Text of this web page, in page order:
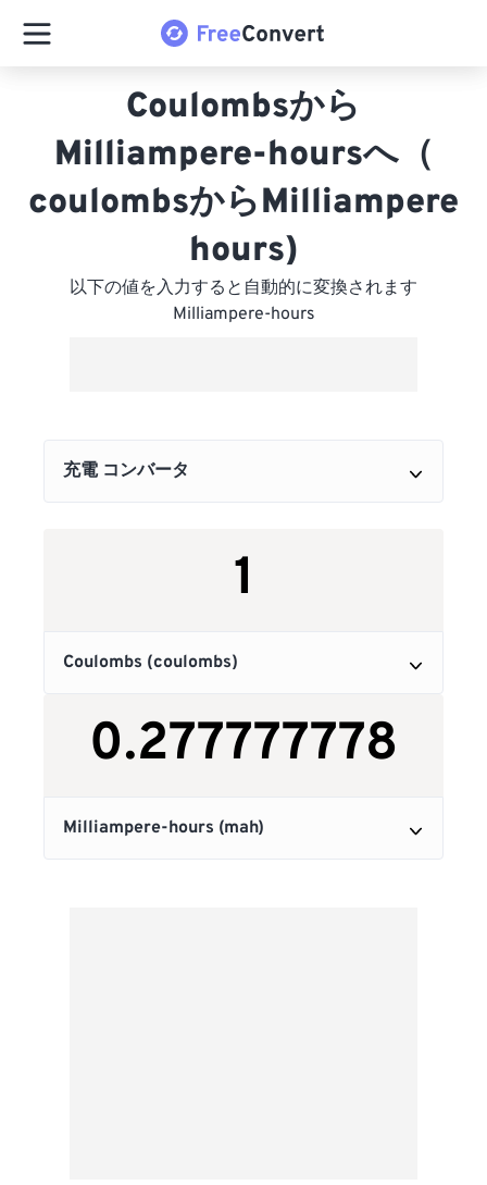
Coulombsから
Milliampere-hoursへ（
coulombsからMilliampere
hours)
以下の値を入力すると自動的に変換されます
Milliampere-hours